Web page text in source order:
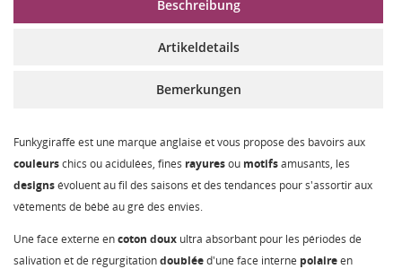
Beschreibung
Artikeldetails
Bemerkungen
Funkygiraffe est une marque anglaise et vous propose des bavoirs aux
couleurschics ou acidulées, fines rayuresou motifsamusants, les
designsévoluent au fil des saisons et des tendances pour s'assortir aux
vêtements de bébé au gré des envies.
Une face externe encoton doux ultra absorbant pour les périodes de
salivation et de régurgitationdoubléed'une face interne polaireen